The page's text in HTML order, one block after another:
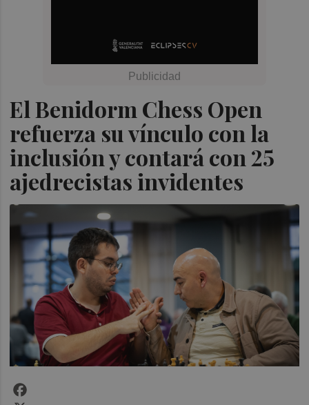
El Benidorm Chess Open
refuerza su vínculo con la
inclusión y contará con 25
ajedrecistas invidentes